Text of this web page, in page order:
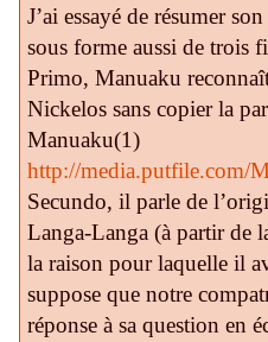
J’ai essayé de résumer
sous forme aussi de trois
Primo, Manuaku
Nickelos sans copier la
Manuaku(1)
http://media.putfile.com/
Secundo, il parle de
Langa-Langa (à partir de
la raison pour laquelle il
suppose que notre
réponse à sa question en